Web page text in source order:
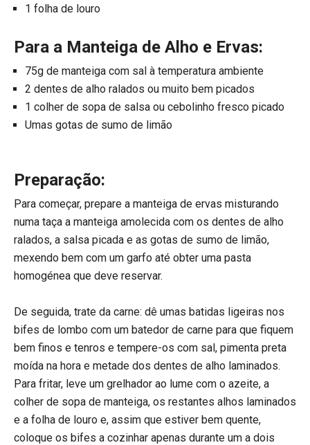
1 folha de louro
Para a Manteiga de Alho e Ervas:
75g de manteiga com sal à temperatura ambiente
2 dentes de alho ralados ou muito bem picados
1 colher de sopa de salsa ou cebolinho fresco picado
Umas gotas de sumo de limão
Preparação:​​​​​​​
Para começar, prepare a manteiga de ervas misturando
numa taça a manteiga amolecida com os dentes de alho
ralados, a salsa picada e as gotas de sumo de limão,
mexendo bem com um garfo até obter uma pasta
homogénea que deve reservar.
De seguida, trate da carne: dê umas batidas ligeiras nos
bifes de lombo com um batedor de carne para que fiquem
bem finos e tenros e tempere-os com sal, pimenta preta
moída na hora e metade dos dentes de alho laminados.
Para fritar, leve um grelhador ao lume com o azeite, a
colher de sopa de manteiga, os restantes alhos laminados
e a folha de louro e, assim que estiver bem quente,
coloque os bifes a cozinhar apenas durante um a dois